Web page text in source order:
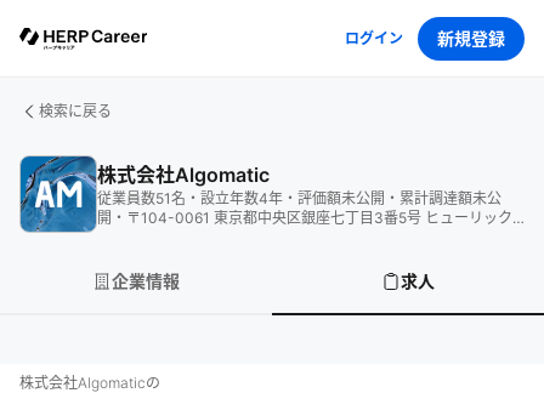
ログイン 新規登録
検索に戻る
株式会社Algomatic
従業員数51名 ・ 設立年数4年 ・ 評価額未公開 ・ 累計調達額未公
開 ・ 〒104-0061 東京都中央区銀座七丁目3番5号 ヒューリック
企業情報 求人
株式会社Algomaticの